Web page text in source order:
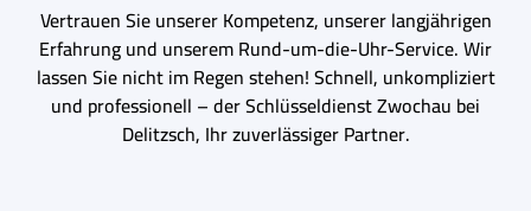
Vertrauen Sie unserer Kompetenz, unserer langjährigen
Erfahrung und unserem Rund-um-die-Uhr-Service. Wir
lassen Sie nicht im Regen stehen! Schnell, unkompliziert
und professionell – der Schlüsseldienst Zwochau bei
Delitzsch, Ihr zuverlässiger Partner.